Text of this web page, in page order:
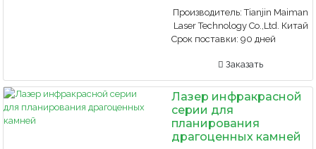
Производитель:Tianjin Maiman
Laser Technology Co.,Ltd. Китай
Срок поставки: 90 дней
Заказать
Лазер инфракрасной
серии для
планирования
драгоценных камней